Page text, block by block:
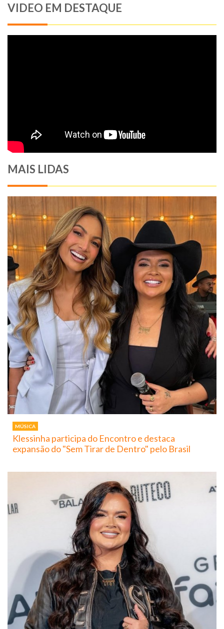
VIDEO EM DESTAQUE
MAIS LIDAS
MÚSICA
Klessinha participa do Encontro e destaca
expansão do "Sem Tirar de Dentro" pelo Brasil